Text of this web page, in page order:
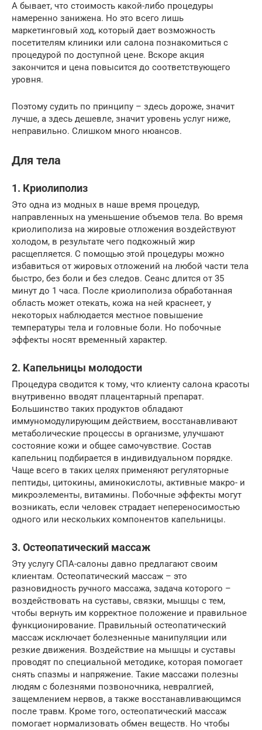
А бывает, что стоимость какой-либо процедуры
намеренно занижена. Но это всего лишь
маркетинговый ход, который дает возможность
посетителям клиники или салона познакомиться с
процедурой по доступной цене. Вскоре акция
закончится и цена повысится до соответствующего
уровня.
Поэтому судить по принципу – здесь дороже, значит
лучше, а здесь дешевле, значит уровень услуг ниже,
неправильно. Слишком много нюансов.
Для тела
1. Криолиполиз
Это одна из модных в наше время процедур,
направленных на уменьшение объемов тела. Во время
криолиполиза на жировые отложения воздействуют
холодом, в результате чего подкожный жир
расщепляется. С помощью этой процедуры можно
избавиться от жировых отложений на любой части тела
быстро, без боли и без следов. Сеанс длится от 35
минут до 1 часа. После криолиполиза обработанная
область может отекать, кожа на ней краснеет, у
некоторых наблюдается местное повышение
температуры тела и головные боли. Но побочные
эффекты носят временный характер.
2. Капельницы молодости
Процедура сводится к тому, что клиенту салона красоты
внутривенно вводят плацентарный препарат.
Большинство таких продуктов обладают
иммуномодулирующим действием, восстанавливают
метаболические процессы в организме, улучшают
состояние кожи и общее самочувствие. Состав
капельниц подбирается в индивидуальном порядке.
Чаще всего в таких целях применяют регуляторные
пептиды, цитокины, аминокислоты, активные макро- и
микроэлементы, витамины. Побочные эффекты могут
возникать, если человек страдает непереносимостью
одного или нескольких компонентов капельницы.
3. Остеопатический массаж
Эту услугу СПА-салоны давно предлагают своим
клиентам. Остеопатический массаж – это
разновидность ручного массажа, задача которого –
воздействовать на суставы, связки, мышцы с тем,
чтобы вернуть им корректное положение и правильное
функционирование. Правильный остеопатический
массаж исключает болезненные манипуляции или
резкие движения. Воздействие на мышцы и суставы
проводят по специальной методике, которая помогает
снять спазмы и напряжение. Такие массажи полезны
людям с болезнями позвоночника, невралгией,
защемлением нервов, а также восстанавливающимся
после травм. Кроме того, остеопатический массаж
помогает нормализовать обмен веществ. Но чтобы